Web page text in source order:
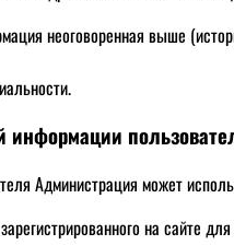
неоговоренная выше
информации
Администрация может
на сайте